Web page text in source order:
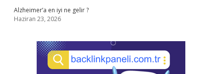
Alzheimer’a en iyi ne gelir ?
Haziran 23, 2026